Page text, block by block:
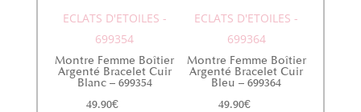
ECLATS D'ETOILES -
699354
Montre Femme Boîtier
Argenté Bracelet Cuir
Blanc – 699354
49.90€
ECLATS D'ETOILES -
699364
Montre Femme Boîtier
Argenté Bracelet Cuir
Bleu – 699364
49.90€